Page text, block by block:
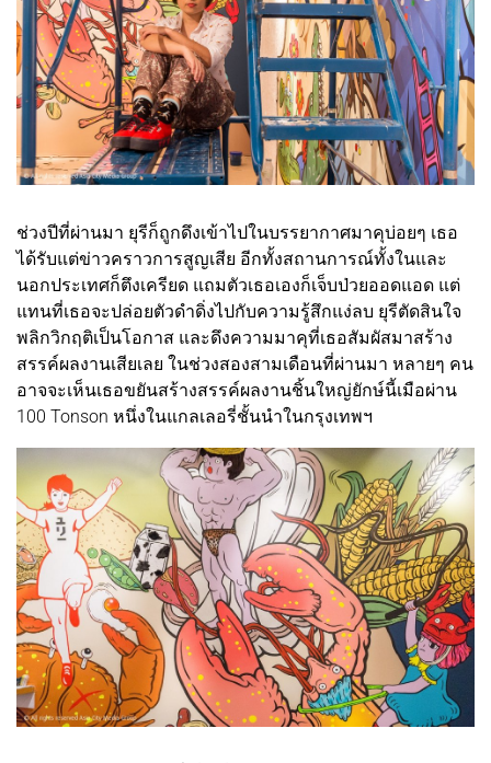
ช่วงปีที่ผ่านมา ยุรีก็ถูกดึงเข้าไปในบรรยากาศมาคุบ่อยๆ เธอ
ได้รับแต่ข่าวคราวการสูญเสีย อีกทั้งสถานการณ์ทั้งในและ
นอกประเทศก็ตึงเครียด แถมตัวเธอเองก็เจ็บป่วยออดแอด แต่
แทนที่เธอจะปล่อยตัวดำดิ่งไปกับความรู้สึกแง่ลบ ยุรีตัดสินใจ
พลิกวิกฤติเป็นโอกาส และดึงความมาคุที่เธอสัมผัสมาสร้าง
สรรค์ผลงานเสียเลย ในช่วงสองสามเดือนที่ผ่านมา หลายๆ คน
อาจจะเห็นเธอขยันสร้างสรรค์ผลงานชิ้นใหญ่ยักษ์นี้เมือผ่าน
100 Tonson หนึ่งในแกลเลอรี่ชั้นนำในกรุงเทพฯ